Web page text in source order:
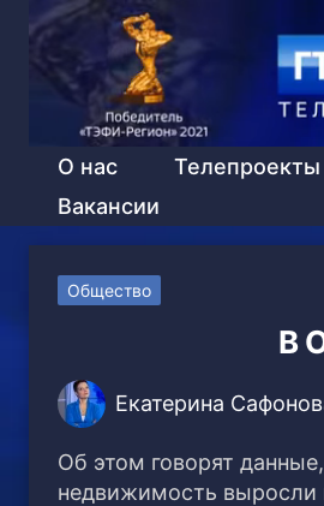
О нас Телепроекты
Вакансии
Общество
В
Екатерина
Об этом говорят
недвижимость выросли